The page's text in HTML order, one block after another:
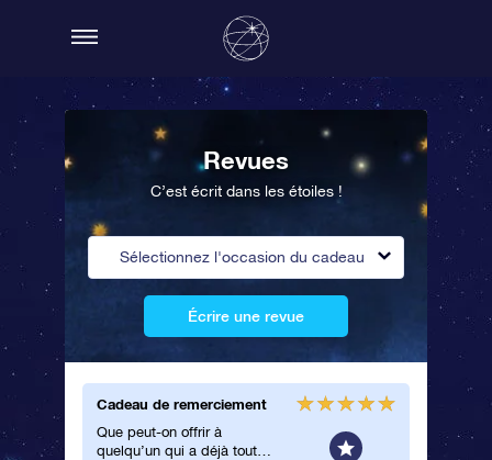
Revues
C’est écrit dans les étoiles !
Sélectionnez l'occasion du cadeau
Écrire une revue
Cadeau de remerciement
Que peut-on offrir à
quelqu’un qui a déjà tout…
Elle
J’ai
Super